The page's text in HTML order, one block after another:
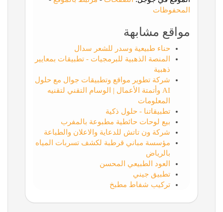
المحفوظات
مواقع مشابهة
حناء طبيعية وسدر للشعر سدال
المنصة الذهبية للبرمجيات - تطبيقات بمعايير
ذهبية
شركة تطوير مواقع وتطبيقات جوال مع حلول
AI وأتمتة الأعمال | الوسام التقني لتقنيه
المعلومات
تطبيقاتنا - حلول ذكية
بيع لوحات حائطية مطبوعة بالمفرب
شركة ون تاتش للدعاية والاعلان والطباعة
مؤسسة مباني قرطبة لكشف تسربات المياه
بالرياض
العود الطبيعي المحسن
تطبيق جيني
تركيب شفاط مطبخ